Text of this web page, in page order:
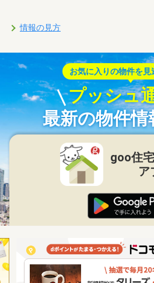
情報の見方
お気に入りの物件を見
プッシュ
最新の物件情
goo住
ア